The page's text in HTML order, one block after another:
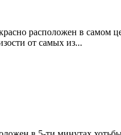
расположен в самом
от самых из...